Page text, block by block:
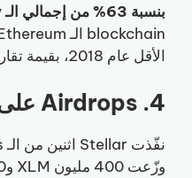
بنسبة 63% من إجمالي الـ supply
الأقل عام 2018، بقيمة تقارب 6.2 مليون دولار.
4. Airdrops على دفعات: Stellar